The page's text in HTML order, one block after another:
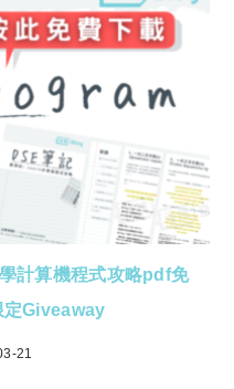
計算機程式攻略pdf免
定Giveaway
21